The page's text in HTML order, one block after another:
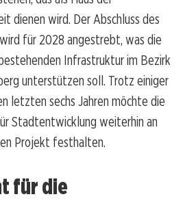
dienen wird. Der Abschluss des
für 2028 angestrebt, was die
Infrastruktur im Bezirk
unterstützen soll. Trotz einiger
letzten sechs Jahren möchte die
Stadtentwicklung weiterhin an
Projekt festhalten.
für die